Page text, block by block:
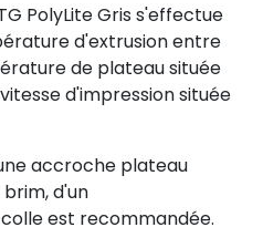
PolyLite Gris s'effectue
d'extrusion entre
de plateau située
d'impression située
accroche plateau
d'un
est recommandée.